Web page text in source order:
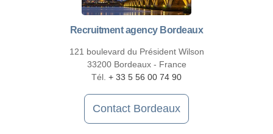
Recruitment agency Bordeaux
121 boulevard du Président Wilson
33200 Bordeaux - France
Tél. + 33 5 56 00 74 90
Contact Bordeaux